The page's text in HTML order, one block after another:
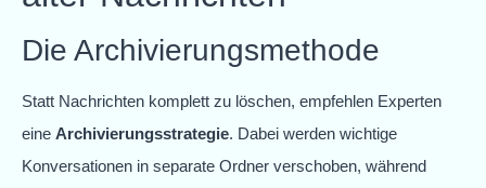
Die Archivierungsmethode
Statt Nachrichten komplett zu löschen, empfehlen Experten
eine Archivierungsstrategie. Dabei werden wichtige
Konversationen in separate Ordner verschoben, während